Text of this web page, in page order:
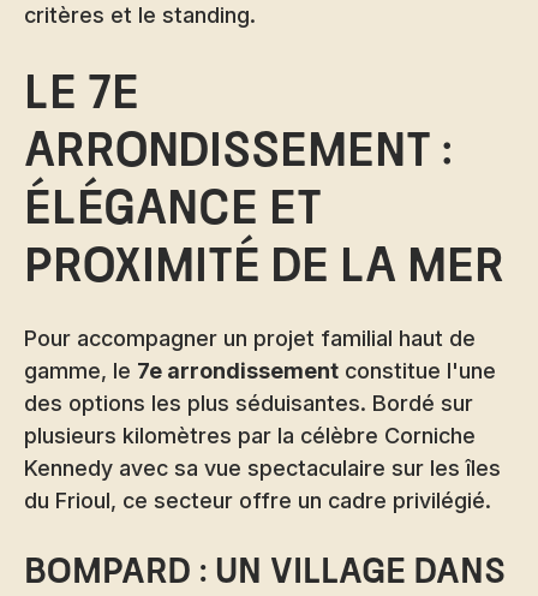
critères et le standing.
Le 7e
arrondissement :
élégance et
proximité de la mer
Pour accompagner un projet familial haut de
gamme, le 7e arrondissement constitue l'une
des options les plus séduisantes. Bordé sur
plusieurs kilomètres par la célèbre Corniche
Kennedy avec sa vue spectaculaire sur les îles
du Frioul, ce secteur offre un cadre privilégié.
Bompard : un village dans